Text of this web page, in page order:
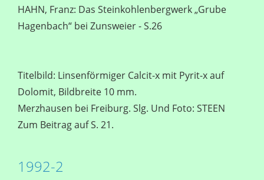
HAHN, Franz: Das Steinkohlenbergwerk „Grube
Hagenbach“ bei Zunsweier - S.26
Titelbild: Linsenförmiger Calcit-x mit Pyrit-x auf
Dolomit, Bildbreite 10 mm.
Merzhausen bei Freiburg. Slg. Und Foto: STEEN
Zum Beitrag auf S. 21.
1992-2